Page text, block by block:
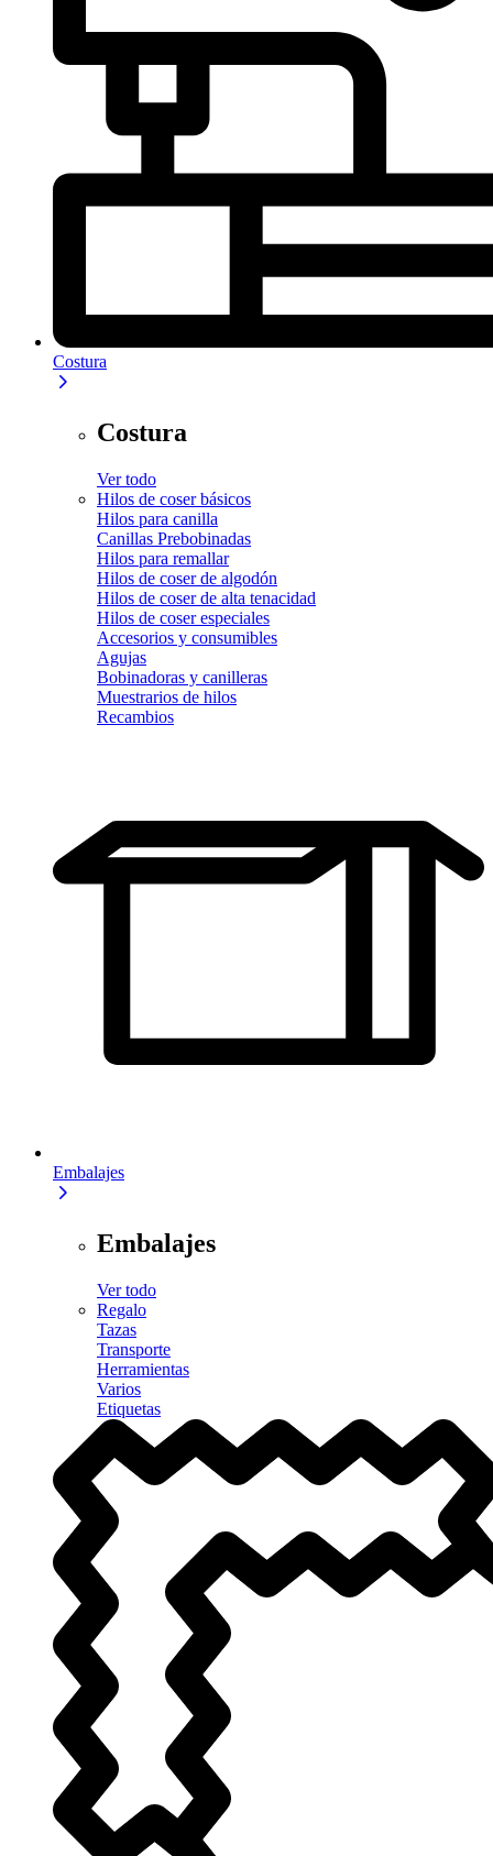
Costura
Costura
Ver todo
Hilos de coser básicos
Hilos para canilla
Canillas Prebobinadas
Hilos para remallar
Hilos de coser de algodón
Hilos de coser de alta tenacidad
Hilos de coser especiales
Accesorios y consumibles
Agujas
Bobinadoras y canilleras
Muestrarios de hilos
Recambios
Embalajes
Embalajes
Ver todo
Regalo
Tazas
Transporte
Herramientas
Varios
Etiquetas